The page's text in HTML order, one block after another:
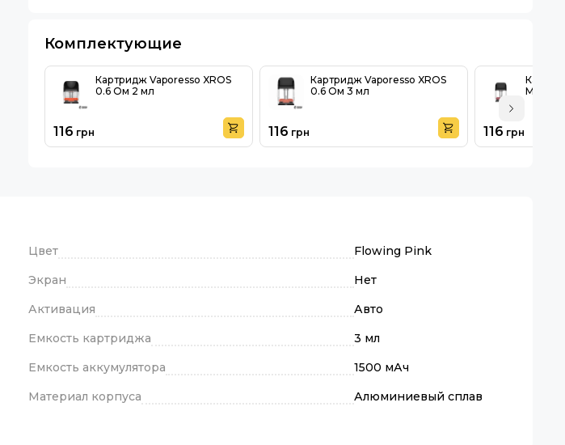
Комплектующие
Картридж Vaporesso XROS
0.6 Ом 2 мл
116 грн
Картридж Vaporesso XROS
0.6 Ом 3 мл
116 грн
Mini
116 грн
Цвет
Flowing Pink
Экран
Нет
Активация
Авто
Емкость картриджа
3 мл
Емкость аккумулятора
1500 мАч
Материал корпуса
Алюминиевый сплав